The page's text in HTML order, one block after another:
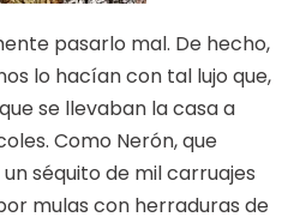
pasarlo mal. De hecho,
lo hacían con tal lujo que,
se llevaban la casa a
Como Nerón, que
séquito de mil carruajes
mulas con herraduras de